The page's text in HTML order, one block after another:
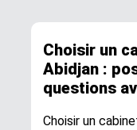
Choisir un
Abidjan :
questions
Choisir un